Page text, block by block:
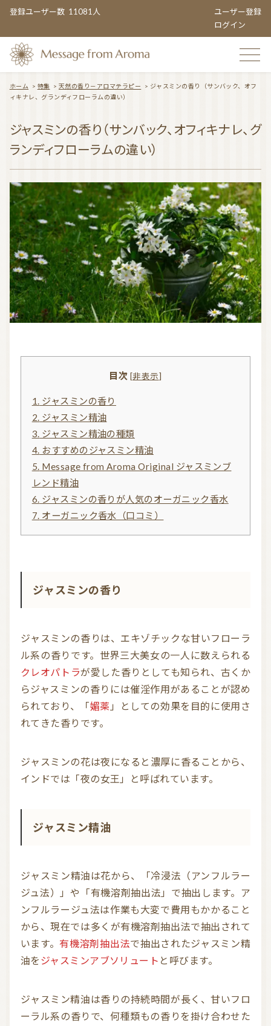
登録ユーザー数 11081人
ユーザー登録
ログイン
おすすめのお店
TOPIC CATEGORY
アロマエンタメ情報 おすすめ商品 ５選
気持ちを切り替えるアロマ 天然の香り－アロマテラピー
精油（エッセンシャルオイル） 和精油（国産精油）
お知らせ （Message from Aroma 会員様）
ITEMS CATEGORY
アロマストーン教室 アロマキャンドル
アロマディフューザー 瞑想を深める香り・アロマで浄化
アロマ雑貨 ファブリックスプレー
アロマサプリメント
アロマ教室（ワークショップ） アロマサロン その他
お問い合わせ
利用規約
プライバシーポリシー
ホーム > 特集 >天然の香り－アロマテラピー > ジャスミンの香り（サンバック、オフ
ィキナレ、グランディフローラムの違い）
ジャスミンの香り（サンバック、オフィキナレ、グ
ランディフローラムの違い）
目次 [非表示]
1. ジャスミンの香り
2. ジャスミン精油
3. ジャスミン精油の種類
4. おすすめのジャスミン精油
5. Message from Aroma Original ジャスミンブ
レンド精油
6. ジャスミンの香りが人気のオーガニック香水
7. オーガニック香水（口コミ）
ジャスミンの香り
ジャスミンの香りは、エキゾチックな甘いフローラ
ル系の香りです。世界三大美女の一人に数えられる
クレオパトラが愛した香りとしても知られ、古くか
らジャスミンの香りには催淫作用があることが認め
られており、「媚薬 」としての効果を目的に使用さ
れてきた香りです。
ジャスミンの花は夜になると濃厚に香ることから、
インドでは「夜の女王」と呼ばれています。
ジャスミン精油
ジャスミン精油は花から、「冷浸法（アンフルラー
ジュ法）」や「有機溶剤抽出法」で抽出します。ア
ンフルラージュ法は作業も大変で費用もかかること
から、現在では多くが有機溶剤抽出法で抽出されて
います。 有機溶剤抽出法で抽出されたジャスミン精
油を ジャスミンアブソリュート と呼びます。
ジャスミン精油は香りの持続時間が長く、甘いフロ
ーラル系の香りで、何種類もの香りを掛け合わせた